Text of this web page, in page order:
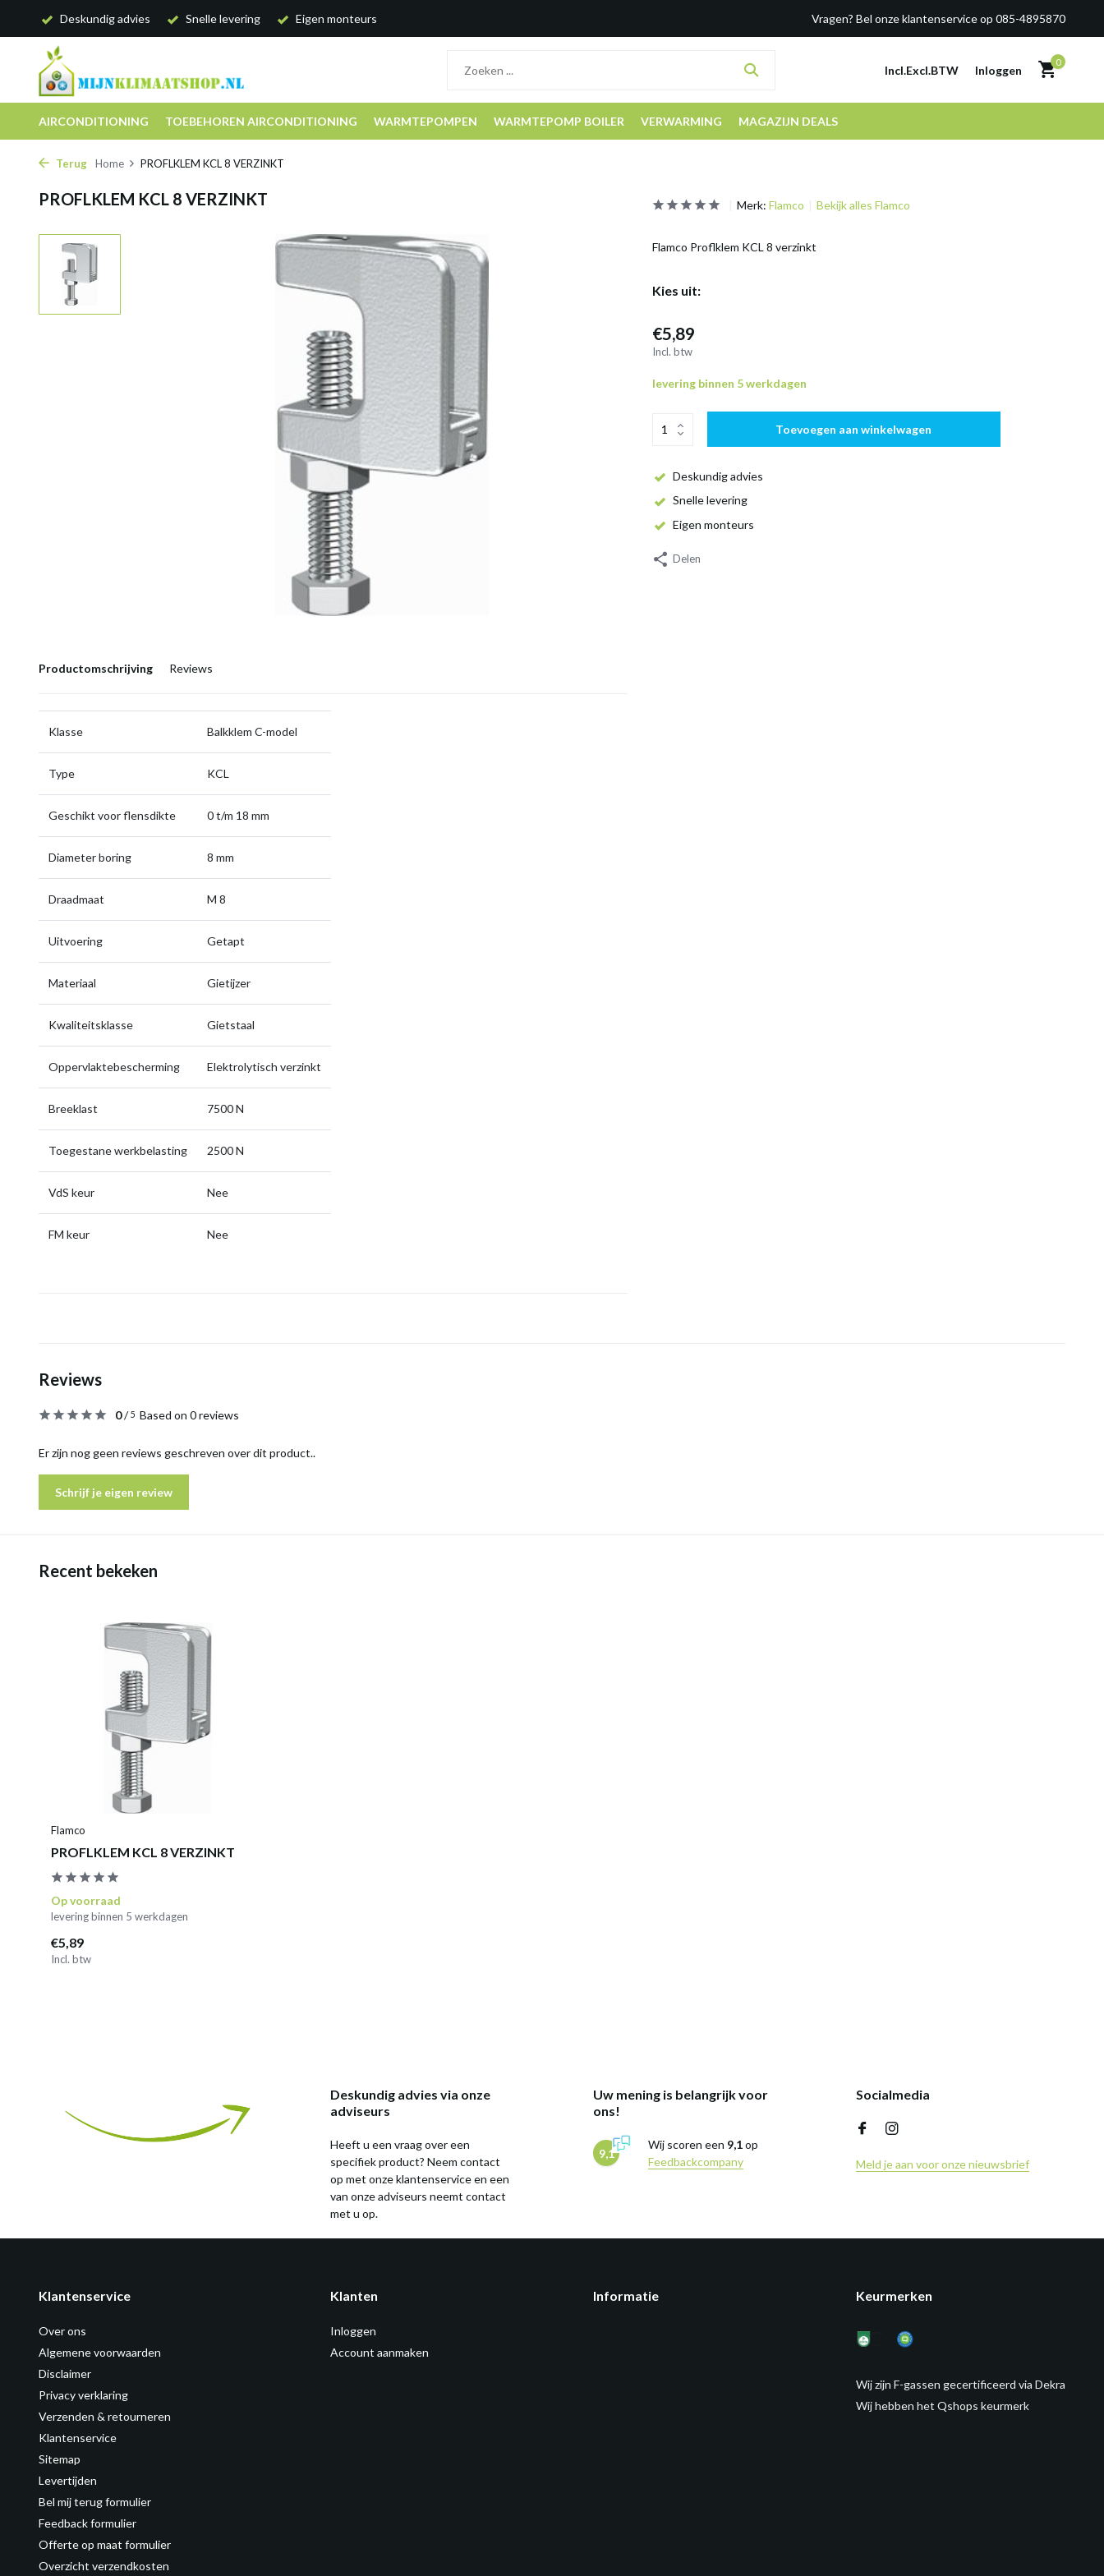
Deskundig advies Snelle levering Eigen monteurs Vragen? Bel onze klantenservice op 085-4895870
Incl.Excl.BTW Inloggen
0
AIRCONDITIONING TOEBEHOREN AIRCONDITIONING WARMTEPOMPEN WARMTEPOMP BOILER VERWARMING MAGAZIJN DEALS
Terug Home PROFLKLEM KCL 8 VERZINKT
PROFLKLEM KCL 8 VERZINKT
Productomschrijving Reviews
Klasse Balkklem C-model
Type KCL
Geschikt voor flensdikte 0 t/m 18 mm
Diameter boring 8 mm
Draadmaat M 8
Uitvoering Getapt
Materiaal Gietijzer
Kwaliteitsklasse Gietstaal
Oppervlaktebescherming Elektrolytisch verzinkt
Breeklast 7500 N
Toegestane werkbelasting 2500 N
VdS keur Nee
FM keur Nee
Merk: Flamco Bekijk alles Flamco
Flamco Proflklem KCL 8 verzinkt
Kies uit:
€5,89
Incl. btw
levering binnen 5 werkdagen
Toevoegen aan winkelwagen
Deskundig advies
Snelle levering
Eigen monteurs
Delen
Reviews
0/5 Based on 0 reviews
Er zijn nog geen reviews geschreven over dit product..
Schrijf je eigen review
Recent bekeken
Flamco
PROFLKLEM KCL 8 VERZINKT
Op voorraad
levering binnen 5 werkdagen
€5,89
Incl. btw
Deskundig advies via onze
adviseurs
Heeft u een vraag over een
specifiek product? Neem contact
op met onze klantenservice en een
van onze adviseurs neemt contact
met u op.
Uw mening is belangrijk voor
ons!
9,1
Wij scoren een 9,1op
Feedbackcompany
Socialmedia
Meld je aan voor onze nieuwsbrief
Klantenservice
Over ons
Algemene voorwaarden
Disclaimer
Privacy verklaring
Verzenden & retourneren
Klantenservice
Sitemap
Levertijden
Bel mij terug formulier
Feedback formulier
Offerte op maat formulier
Overzicht verzendkosten
Klanten
Inloggen
Account aanmaken
Informatie Keurmerken
Wij zijn F-gassen gecertificeerd via Dekra
Wij hebben het Qshops keurmerk